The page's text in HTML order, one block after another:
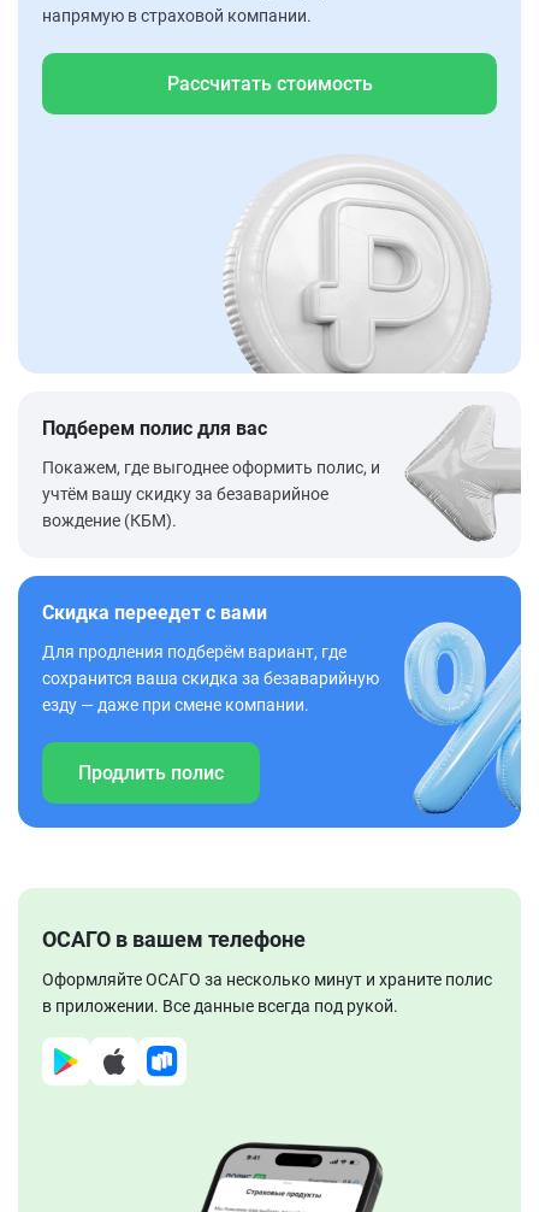
напрямую в страховой компании.
Рассчитать стоимость
Подберем полис для вас
Покажем, где выгоднее оформить полис, и
учтём вашу скидку за безаварийное
вождение (КБМ).
Скидка переедет с вами
Для продления подберём вариант, где
сохранится ваша скидка за безаварийную
езду — даже при смене компании.
Продлить полис
ОСАГО в вашем телефоне
Оформляйте ОСАГО за несколько минут и храните полис
в приложении. Все данные всегда под рукой.